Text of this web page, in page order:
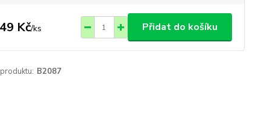
Kč/ks Přidat do košíku
B2087